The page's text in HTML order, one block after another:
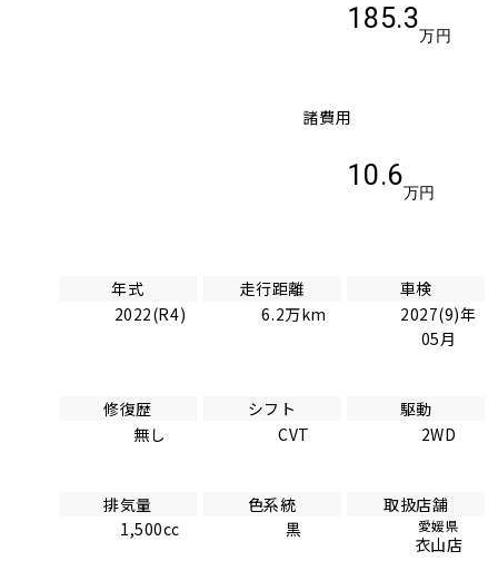
185.3
万円
諸費用
10.6
万円
年式
2022(R4)
走行距離
6.2万km
車検
2027(9)年
05月
修復歴
無し
シフト
CVT
駆動
2WD
排気量
1,500cc
色系統
黒
取扱店舗
愛媛県
衣山店